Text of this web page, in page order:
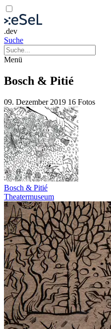
.dev
Suche
Menü
Bosch & Pitié
09. Dezember 2019 16 Fotos
Bosch & Pitié
Theatermuseum